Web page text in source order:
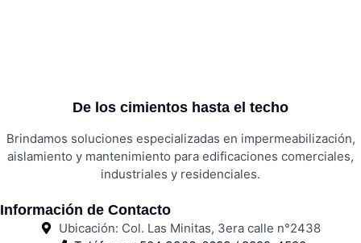
De los cimientos hasta el techo
Brindamos soluciones especializadas en impermeabilización,
aislamiento y mantenimiento para edificaciones comerciales,
industriales y residenciales.
Información de Contacto
Ubicación: Col. Las Minitas, 3era calle n°2438